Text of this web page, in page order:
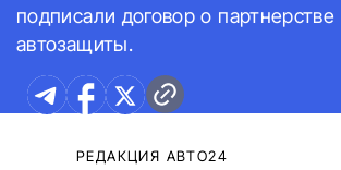
подписали договор о
автозащиты.
РЕДАКЦИЯ АВТО24